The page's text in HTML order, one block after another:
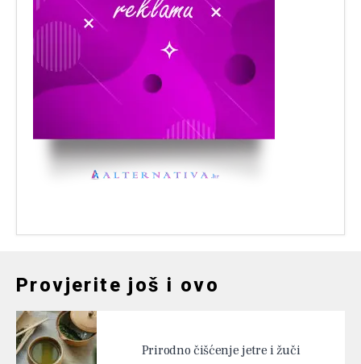
Provjerite još i ovo
Prirodno čišćenje jetre i žuči